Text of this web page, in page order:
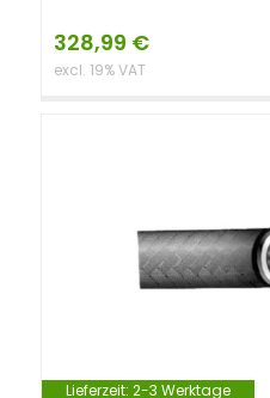
328,99 €
excl. 19% VAT
Lieferzeit: 2-3 Werktage